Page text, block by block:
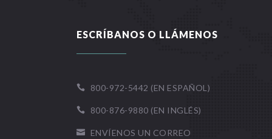
ESCRÍBANOS O LLÁMENOS
 800-972-5442 (EN ESPAÑOL)
 800-876-9880 (EN INGLÉS)
 ENVÍENOS UN CORREO